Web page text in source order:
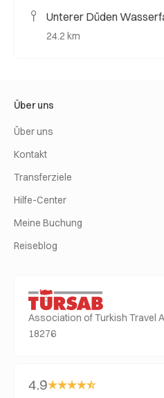
Unterer Düden
24.2 km
Über uns
Über uns
Kontakt
Transferziele
Hilfe-Center
Meine Buchung
Reiseblog
Association of Turkish Travel
18276
4.9